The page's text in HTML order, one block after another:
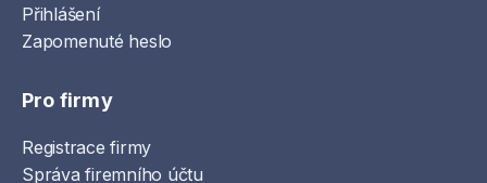
Přihlášení
Zapomenuté heslo
Pro firmy
Registrace firmy
Správa firemního účtu